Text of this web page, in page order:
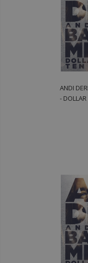
ANDI
-